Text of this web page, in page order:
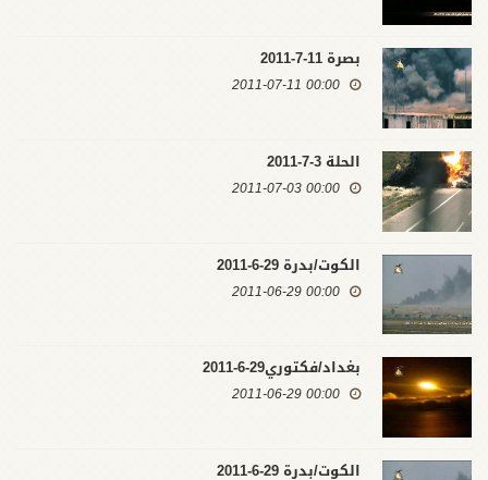
بصرة 11-7-2011
00:00 2011-07-11
الحلة 3-7-2011
00:00 2011-07-03
الكوت/بدرة 29-6-2011
00:00 2011-06-29
بغداد/فكتوري29-6-2011
00:00 2011-06-29
الكوت/بدرة 29-6-2011